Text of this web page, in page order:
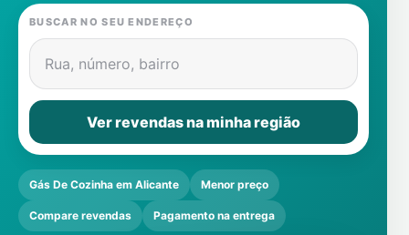
Gás
Contatos
BUSCAR NO SEU ENDEREÇO
Rua, número, bairro
Ver revendas na minha região
Gás De Cozinha em Alicante Menor preço
Compare revendas Pagamento na entrega